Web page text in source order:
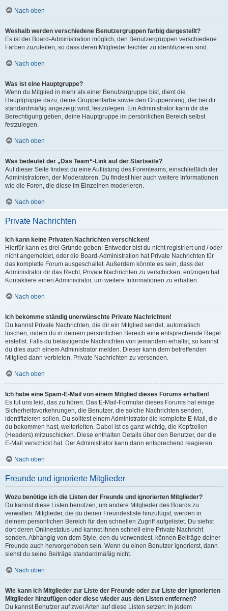
Nach oben
Weshalb werden verschiedene Benutzergruppen farbig dargestellt?
Es ist der Board-Administration möglich, den Benutzergruppen verschiedene
Farben zuzuteilen, so dass deren Mitglieder leichter zu identifizieren sind.
Nach oben
Was ist eine Hauptgruppe?
Wenn du Mitglied in mehr als einer Benutzergruppe bist, dient die
Hauptgruppe dazu, deine Gruppenfarbe sowie den Gruppenrang, der bei dir
standardmäßig angezeigt wird, festzulegen. Ein Administrator kann dir die
Berechtigung geben, deine Hauptgruppe im persönlichen Bereich selbst
festzulegen.
Nach oben
Was bedeutet der „Das Team“-Link auf der Startseite?
Auf dieser Seite findest du eine Auflistung des Forenteams, einschließlich der
Administratoren, der Moderatoren. Du findest hier auch weitere Informationen
wie die Foren, die diese im Einzelnen moderieren.
Nach oben
Private Nachrichten
Ich kann keine Privaten Nachrichten verschicken!
Hierfür kann es drei Gründe geben: Entweder bist du nicht registriert und / oder
nicht angemeldet, oder die Board-Administration hat Private Nachrichten für
das komplette Forum ausgeschaltet. Außerdem könnte es sein, dass der
Administrator dir das Recht, Private Nachrichten zu verschicken, entzogen hat.
Kontaktiere einen Administrator, um weitere Informationen zu erhalten.
Nach oben
Ich bekomme ständig unerwünschte Private Nachrichten!
Du kannst Private Nachrichten, die dir ein Mitglied sendet, automatisch
löschen, indem du in deinem persönlichen Bereich eine entsprechende Regel
erstellst. Falls du belästigende Nachrichten von jemandem erhältst, so kannst
du dies auch einem Administrator melden. Dieser kann dem betreffenden
Mitglied dann verbieten, Private Nachrichten zu versenden.
Nach oben
Ich habe eine Spam-E-Mail von einem Mitglied dieses Forums erhalten!
Es tut uns leid, das zu hören. Das E-Mail-Formular dieses Forums hat einige
Sicherheitsvorkehrungen, die Benutzer, die solche Nachrichten senden,
identifizieren sollen. Du solltest einem Administrator die komplette E-Mail, die
du bekommen hast, weiterleiten. Dabei ist es ganz wichtig, die Kopfzeilen
(Headers) mitzuschicken. Diese enthalten Details über den Benutzer, der die
E-Mail verschickt hat. Der Administrator kann dann entsprechend reagieren.
Nach oben
Freunde und ignorierte Mitglieder
Wozu benötige ich die Listen der Freunde und ignorierten Mitglieder?
Du kannst diese Listen benutzen, um andere Mitglieder des Boards zu
verwalten. Mitglieder, die du deiner Freundesliste hinzufügst, werden in
deinem persönlichen Bereich für den schnellen Zugriff aufgelistet. Du siehst
dort deren Onlinestatus und kannst ihnen schnell eine Private Nachricht
senden. Abhängig von dem Style, den du verwendest, können Beiträge deiner
Freunde auch hervorgehoben sein. Wenn du einen Benutzer ignorierst, dann
siehst du seine Beiträge standardmäßig nicht.
Nach oben
Wie kann ich Mitglieder zur Liste der Freunde oder zur Liste der ignorierten
Mitglieder hinzufügen oder diese wieder aus den Listen entfernen?
Du kannst Benutzer auf zwei Arten auf diese Listen setzen: In jedem